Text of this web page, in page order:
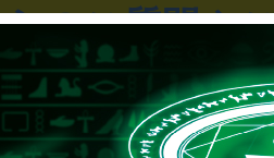
のご質問や
せください